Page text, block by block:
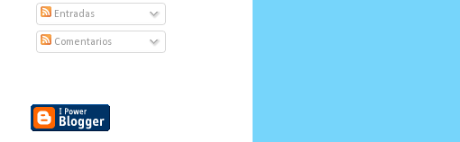
Entradas
Comentarios